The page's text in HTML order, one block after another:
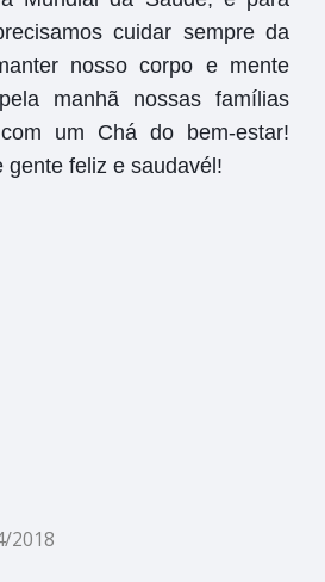
cuidar sempre da
nosso corpo e mente
manhã nossas famílias
um Chá do bem-estar!
gente feliz e saudavél!
2018